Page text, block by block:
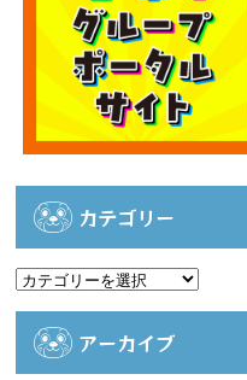
カテゴリー
カ
アーカイブ